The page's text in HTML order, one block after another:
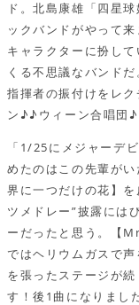
ド。北島康雄「四星
ックバンドがやって
キャラクターに扮し
くる不思議なバンド
指揮者の振付けをレ
ン♪♪ウィーン合唱団♪
「1/25にメジャーデ
めたのはこの先輩が
界に一つだけの花】
ツメドレー”披露には
ーだったと思う。【
ではヘリウムガスで
を張ったステージが
す！後1曲になりまし